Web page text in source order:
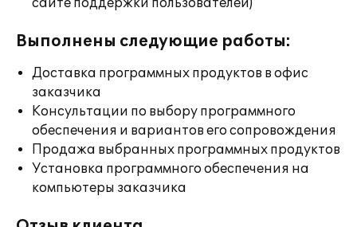
сайте поддержки пользователей)
Выполнены следующие работы:
Доставка программных продуктов в офис
заказчика
Консультации по выбору программного
обеспечения и вариантов его сопровождения
Продажа выбранных программных продуктов
Установка программного обеспечения на
компьютеры заказчика